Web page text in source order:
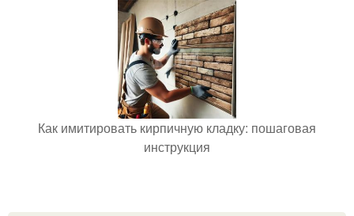
Как имитировать кирпичную кладку: пошаговая
инструкция